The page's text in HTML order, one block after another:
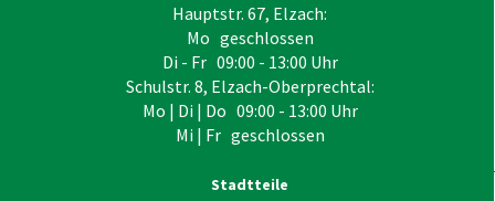
Hauptstr. 67, Elzach:
Mo geschlossen
Di - Fr 09:00 - 13:00 Uhr
Schulstr. 8, Elzach-Oberprechtal:
Mo | Di | Do 09:00 - 13:00 Uhr
Mi | Fr geschlossen
Stadtteile